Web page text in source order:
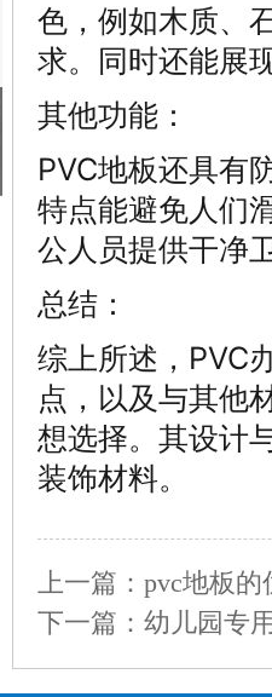
色，例如木质、
求。同时还能展
其他功能：
PVC地板还具有
特点能避免人们
公人员提供干净
总结：
综上所述，PVC
点，以及与其他
想选择。其设计
装饰材料。
上一篇：pvc地板的
下一篇：幼儿园专